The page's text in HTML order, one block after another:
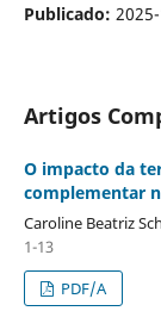
Publicado:
Artigos
O impacto da
complementar
Caroline Beatriz
1-13
PDF/A